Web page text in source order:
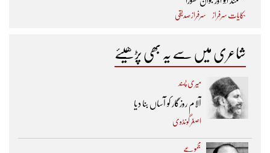
حکایات سرفراز سرفراز صدیقی
شاعری میں سے یہ بھی پڑھیئے
میری پسند
آلام روزگار کو آساں بنا دیا
اصغر گونڈوی
مجموعے